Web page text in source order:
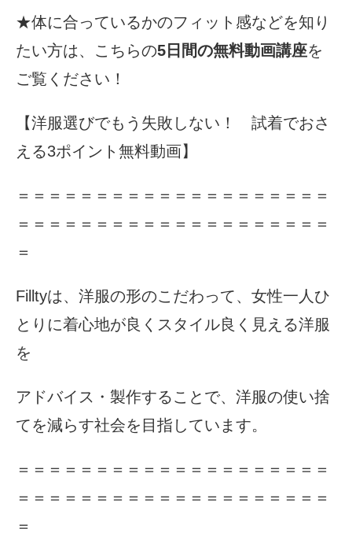
★体に合っているかのフィット感などを知り
たい方は、こちらの5日間の無料動画講座を
ご覧ください！
【洋服選びでもう失敗しない！ 試着でおさ
える3ポイント無料動画】
＝＝＝＝＝＝＝＝＝＝＝＝＝＝＝＝＝＝＝＝
＝＝＝＝＝＝＝＝＝＝＝＝＝＝＝＝＝＝＝＝
＝
Filltyは、洋服の形のこだわって、女性一人ひ
とりに着心地が良くスタイル良く見える洋服
を
アドバイス・製作することで、洋服の使い捨
てを減らす社会を目指しています。
＝＝＝＝＝＝＝＝＝＝＝＝＝＝＝＝＝＝＝＝
＝＝＝＝＝＝＝＝＝＝＝＝＝＝＝＝＝＝＝＝
＝